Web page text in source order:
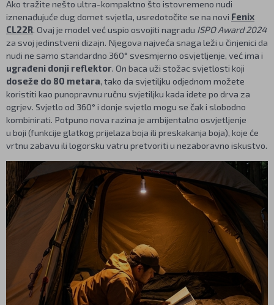
Ako tražite nešto ultra-kompaktno što istovremeno nudi
iznenađujuće dug domet svjetla, usredotočite se na novi Fenix
CL22R. Ovaj je model već uspio osvojiti nagradu ISPO Award 2024
za svoj jedinstveni dizajn. Njegova najveća snaga leži u činjenici da
nudi ne samo standardno 360° svesmjerno osvjetljenje, već ima i
ugrađeni donji reflektor. On baca uži stožac svjetlosti koji
doseže do 80 metara, tako da svjetiljku odjednom možete
koristiti kao punopravnu ručnu svjetiljku kada idete po drva za
ogrjev. Svjetlo od 360° i donje svjetlo mogu se čak i slobodno
kombinirati. Potpuno nova razina je ambijentalno osvjetljenje
u boji (funkcije glatkog prijelaza boja ili preskakanja boja), koje će
vrtnu zabavu ili logorsku vatru pretvoriti u nezaboravno iskustvo.